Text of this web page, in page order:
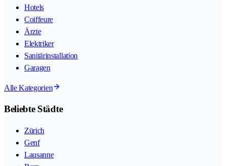
Hotels
Coiffeure
Ärzte
Elektriker
Sanitärinstallation
Garagen
Alle Kategorien
Beliebte Städte
Zürich
Genf
Lausanne